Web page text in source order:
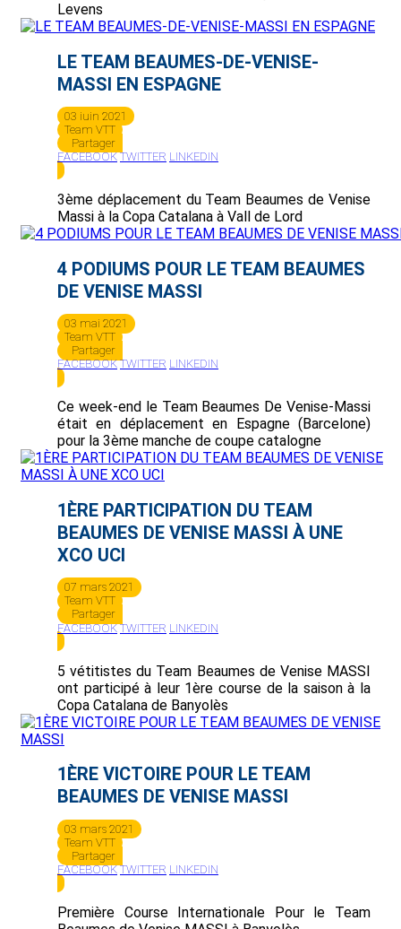
Levens
LE TEAM BEAUMES-DE-VENISE-
MASSI EN ESPAGNE
03 juin 2021
Team VTT
Partager
FACEBOOK TWITTER LINKEDIN
3ème déplacement du Team Beaumes de Venise
Massi à la Copa Catalana à Vall de Lord
4 PODIUMS POUR LE TEAM BEAUMES
DE VENISE MASSI
03 mai 2021
Team VTT
Partager
FACEBOOK TWITTER LINKEDIN
Ce week-end le Team Beaumes De Venise-Massi
était en déplacement en Espagne (Barcelone)
pour la 3ème manche de coupe catalogne
1ÈRE PARTICIPATION DU TEAM
BEAUMES DE VENISE MASSI À UNE
XCO UCI
07 mars 2021
Team VTT
Partager
FACEBOOK TWITTER LINKEDIN
5 vétitistes du Team Beaumes de Venise MASSI
ont participé à leur 1ère course de la saison à la
Copa Catalana de Banyolès
1ÈRE VICTOIRE POUR LE TEAM
BEAUMES DE VENISE MASSI
03 mars 2021
Team VTT
Partager
FACEBOOK TWITTER LINKEDIN
Première Course Internationale Pour le Team